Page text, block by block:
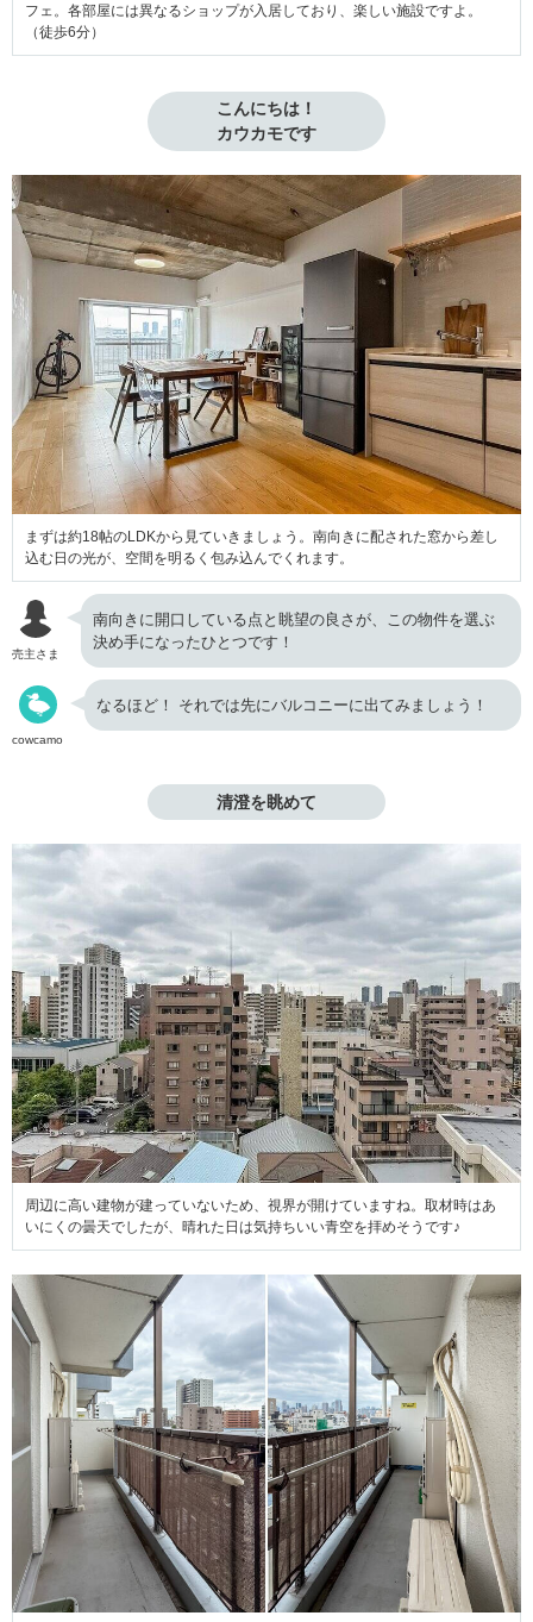
フェ。各部屋には異なるショップが入居しており、楽しい施設ですよ。
（徒歩6分）
こんにちは！
カウカモです
まずは約18帖のLDKから見ていきましょう。南向きに配された窓から差し
込む日の光が、空間を明るく包み込んでくれます。
売主さま
南向きに開口している点と眺望の良さが、この物件を選ぶ
決め手になったひとつです！
cowcamo
なるほど！ それでは先にバルコニーに出てみましょう！
清澄を眺めて
周辺に高い建物が建っていないため、視界が開けていますね。取材時はあ
いにくの曇天でしたが、晴れた日は気持ちいい青空を拝めそうです♪